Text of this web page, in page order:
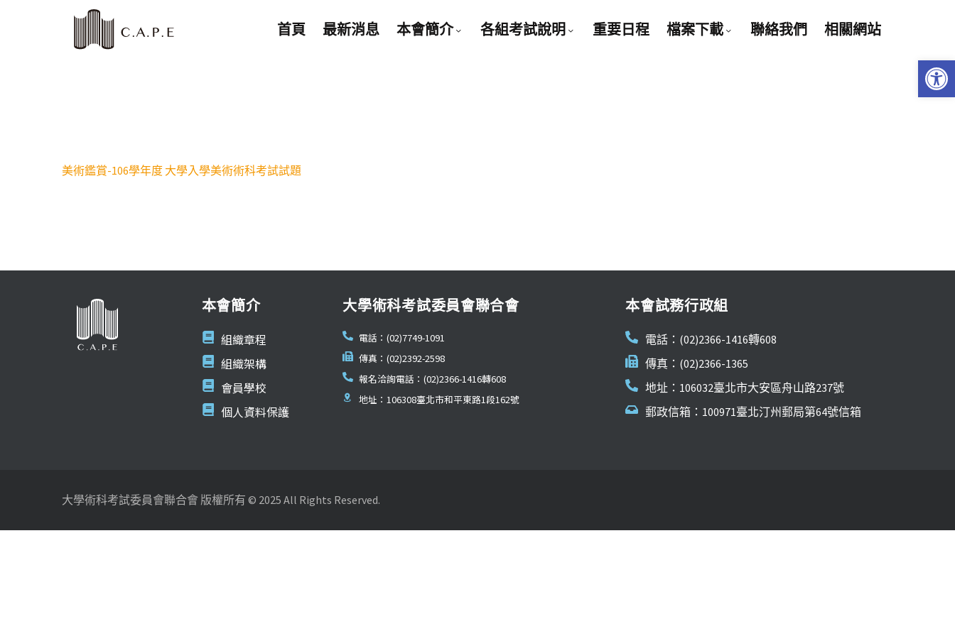
首頁 最新消息 本會簡介 各組考試說明 重要日程 檔案下載 聯絡我們 相關網站
美術鑑賞-106學年度 大學入學美術術科考試試題
本會簡介
組織章程
組織架構
會員學校
個人資料保護
大學術科考試委員會聯合會
電話：(02)7749-1091
傳真：(02)2392-2598
報名洽詢電話：(02)2366-1416轉608
地址：106308臺北市和平東路1段162號
本會試務行政組
電話：(02)2366-1416轉608
傳真：(02)2366-1365
地址：106032臺北市大安區舟山路237號
郵政信箱：100971臺北汀州郵局第64號信箱
大學術科考試委員會聯合會 版權所有 © 2025 All Rights Reserved.